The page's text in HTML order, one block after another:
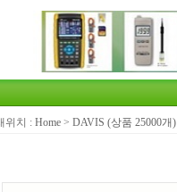
위치 : Home > DAVIS (상품 25000개)